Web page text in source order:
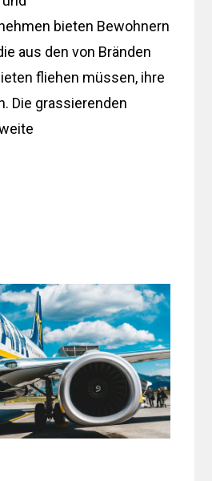
bieten Bewohnern
aus den von Bränden
fliehen müssen, ihre
Die grassierenden